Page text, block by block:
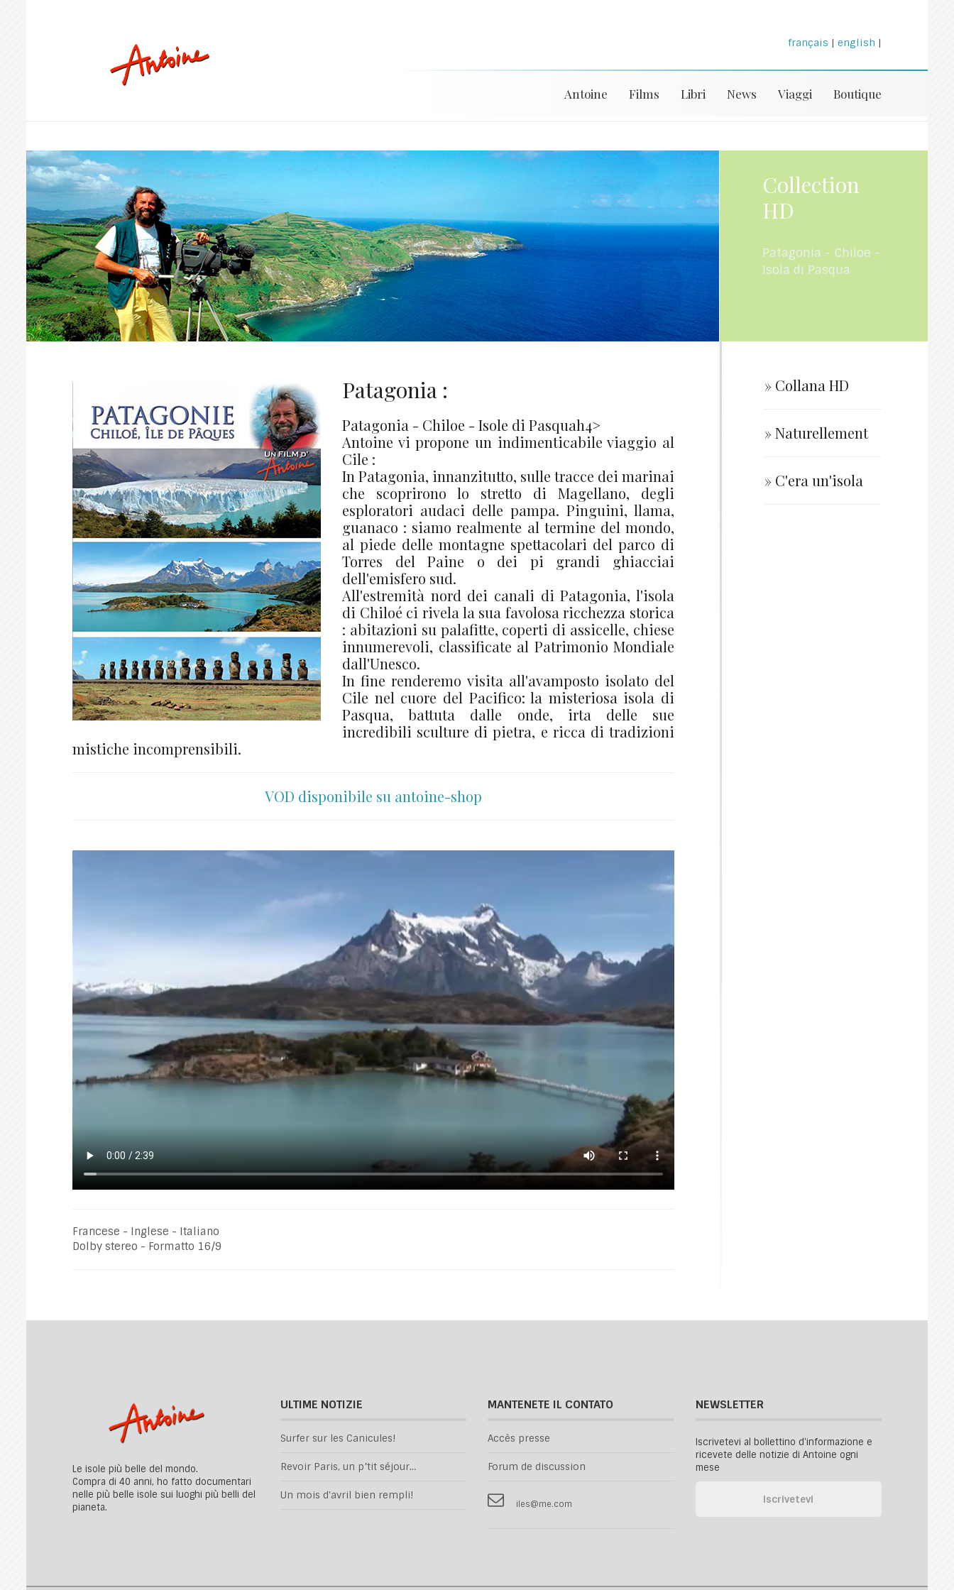
français | english |
Boutique
Viaggi
News
Libri
Films
Antoine
Collection
HD
Patagonia - Chiloe -
Isola di Pasqua
» Collana HD
» Naturellement
» C'era un'isola
Patagonia :
Patagonia - Chiloe - Isole di Pasquah4>
Antoine vi propone un indimenticabile viaggio al
Cile :
In Patagonia, innanzitutto, sulle tracce dei marinai
che scoprirono lo stretto di Magellano, degli
esploratori audaci delle pampa. Pinguini, llama,
guanaco : siamo realmente al termine del mondo,
al piede delle montagne spettacolari del parco di
Torres del Paine o dei pi grandi ghiacciai
dell'emisfero sud.
All'estremità nord dei canali di Patagonia, l'isola
di Chiloé ci rivela la sua favolosa ricchezza storica
: abitazioni su palafitte, coperti di assicelle, chiese
innumerevoli, classificate al Patrimonio Mondiale
dall'Unesco.
In fine renderemo visita all'avamposto isolato del
Cile nel cuore del Pacifico: la misteriosa isola di
Pasqua, battuta dalle onde, irta delle sue
incredibili sculture di pietra, e ricca di tradizioni
mistiche incomprensibili.
VOD disponibile su antoine-shop
Francese - Inglese - Italiano
Dolby stereo - Formatto 16/9
Le isole più belle del mondo.
Compra di 40 anni, ho fatto documentari
nelle più belle isole sui luoghi più belli del
pianeta.
ULTIME NOTIZIE
Surfer sur les Canicules!
Revoir Paris, un p’tit séjour…
Un mois d'avril bien rempli!
MANTENETE IL CONTATO
Accès presse
Forum de discussion
iles@me.com
NEWSLETTER
Iscrivetevi al bollettino d'informazione e
ricevete delle notizie di Antoine ogni
mese